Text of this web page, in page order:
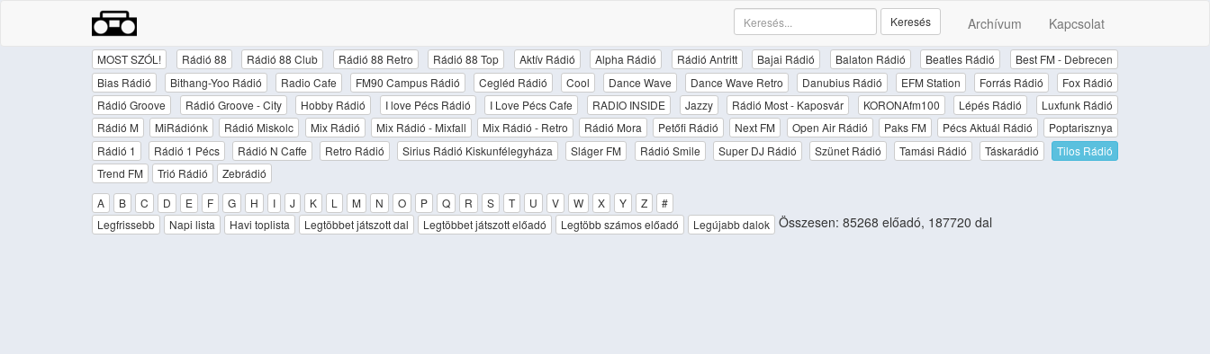
Archívum Kapcsolat
Keresés
MOST SZÓL! Rádió 88 Rádió 88 Club Rádió 88 Retro Rádió 88 Top Aktív Rádió Alpha Rádió Rádió Antritt Bajai Rádió Balaton Rádió Beatles Rádió
Best FM - Debrecen
Bias Rádió
Bithang-Yoo Rádió Radio Cafe FM90 Campus Rádió Cegléd Rádió Cool Dance Wave Dance Wave Retro Danubius Rádió EFM Station Forrás Rádió
Fox Rádió
Rádió Groove
Rádió Groove - City Hobby Rádió I love Pécs Rádió I Love Pécs Cafe RADIO INSIDE Jazzy Rádió Most - Kaposvár KORONAfm100 Lépés Rádió
Luxfunk Rádió
Rádió M
MiRádiónk Rádió Miskolc Mix Rádió Mix Rádió - Mixfall Mix Rádió - Retro Rádió Mora Petőfi Rádió Next FM Open Air Rádió Paks FM Pécs Aktuál Rádió
Poptarisznya
Rádió 1
Rádió 1 Pécs Rádió N Caffe Retro Rádió Sirius Rádió Kiskunfélegyháza Sláger FM Rádió Smile Super DJ Rádió Szünet Rádió Tamási Rádió Táskarádió
Tilos Rádió
Trend FM
Trió Rádió
Zebrádió
A
B C D E F G H I J K L M N O P Q R S T U V W X Y Z
#
Legfrissebb
Napi lista Havi toplista Legtöbbet játszott dal Legtöbbet játszott előadó Legtöbb számos előadó Legújabb dalok Összesen: 85268 előadó, 187720 dal